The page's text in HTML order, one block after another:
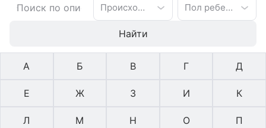
Происхождение имени Пол ребенка
Найти
А Б В Г Д
Е Ж З И К
Л М Н О П